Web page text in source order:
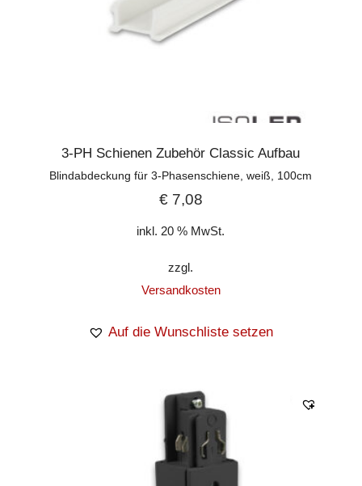
3-PH Schienen Zubehör Classic Aufbau
Blindabdeckung für 3-Phasenschiene, weiß, 100cm
€7,08
inkl. 20 % MwSt.
zzgl.
Versandkosten
Auf die Wunschliste setzen